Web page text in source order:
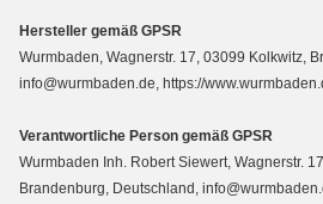
Hersteller gemäß GPSR
Wurmbaden, Wagnerstr. 17, 03099 Kolkwitz,
info@wurmbaden.de, https://
Verantwortliche Person gemäß GPSR
Wurmbaden Inh. Robert Siewert, Wagnerstr.
Brandenburg, Deutschland,